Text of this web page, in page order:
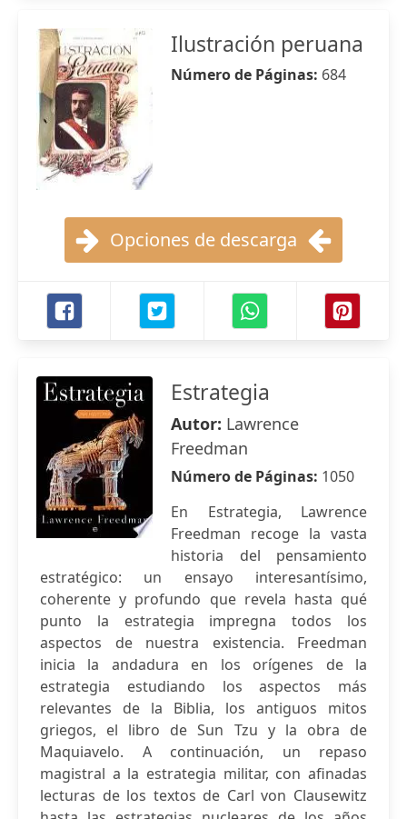
Ilustración peruana
Número de Páginas: 684
Opciones de descarga
Estrategia
Autor: Lawrence
Freedman
Número de Páginas: 1050
En Estrategia, Lawrence
Freedman recoge la vasta
historia del pensamiento
estratégico: un ensayo interesantísimo,
coherente y profundo que revela hasta qué
punto la estrategia impregna todos los
aspectos de nuestra existencia. Freedman
inicia la andadura en los orígenes de la
estrategia estudiando los aspectos más
relevantes de la Biblia, los antiguos mitos
griegos, el libro de Sun Tzu y la obra de
Maquiavelo. A continuación, un repaso
magistral a la estrategia militar, con afinadas
lecturas de los textos de Carl von Clausewitz